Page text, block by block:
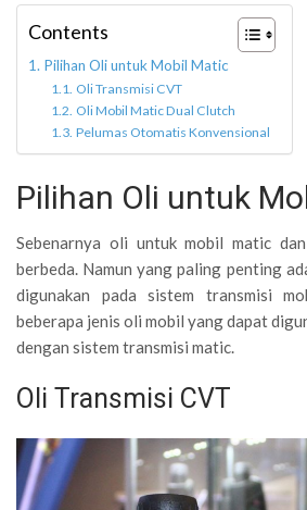
Contents
Pilihan Oli untuk Mobil Matic
Oli Transmisi CVT
Oli Mobil Matic Dual Clutch
Pelumas Otomatis Konvensional
Pilihan Oli untuk
Sebenarnya oli untuk mobil matic
berbeda. Namun yang paling penting
digunakan pada sistem transmisi
beberapa jenis oli mobil yang dapat
dengan sistem transmisi matic.
Oli Transmisi CVT